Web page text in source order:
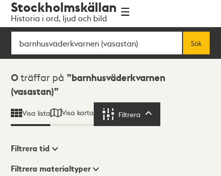
navigationen
huvudinnehållet
Stockholmskällan
Historia i ord, ljud och bild
Sök
Sök
Sökresultat
0 träffar på
barnhusväderkvarnen
(vasastan)
Visa lista Visa karta Filtrera
Visningsläge
Filtrera tid
Filtrera materialtyper